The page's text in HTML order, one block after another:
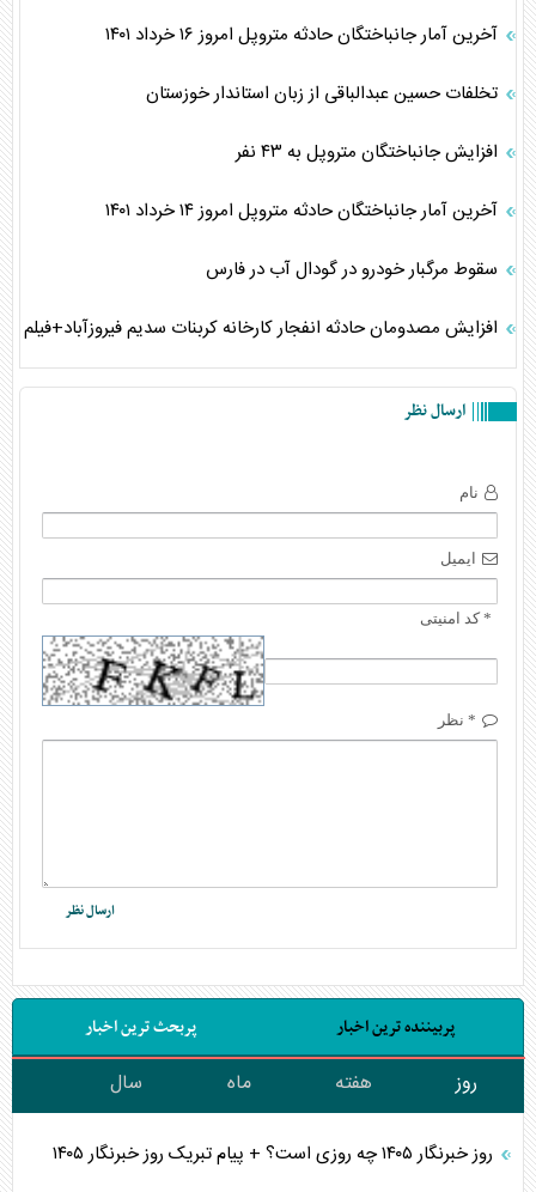
آخرین آمار جانباختگان حادثه متروپل امروز ۱۶ خرداد ۱۴۰۱
تخلفات حسین عبدالباقی از زبان استاندار خوزستان
افزایش جانباختگان متروپل به ۴۳ نفر
آخرین آمار جانباختگان حادثه متروپل امروز ۱۴ خرداد ۱۴۰۱
سقوط مرگبار خودرو در گودال آب در فارس
افزایش مصدومان حادثه انفجار کارخانه کربنات سدیم فیروزآباد+فیلم
ارسال نظر
نام
ایمیل
* کد امنیتی
* نظر
پربیننده ترین اخبار پربحث ترین اخبار
روز هفته ماه سال
روز خبرنگار ۱۴۰۵ چه روزی است؟ + پیام تبریک روز خبرنگار ۱۴۰۵